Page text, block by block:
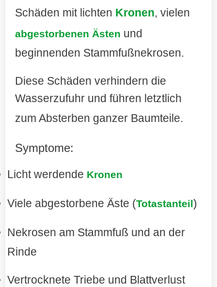
Schäden mit lichten Kronen, vielen
abgestorbenen Ästen und
beginnenden Stammfußnekrosen.
Diese Schäden verhindern die
Wasserzufuhr und führen letztlich
zum Absterben ganzer Baumteile.
Symptome:
Licht werdende Kronen
Viele abgestorbene Äste (Totastanteil)
Nekrosen am Stammfuß und an der
Rinde
Vertrocknete Triebe und Blattverlust